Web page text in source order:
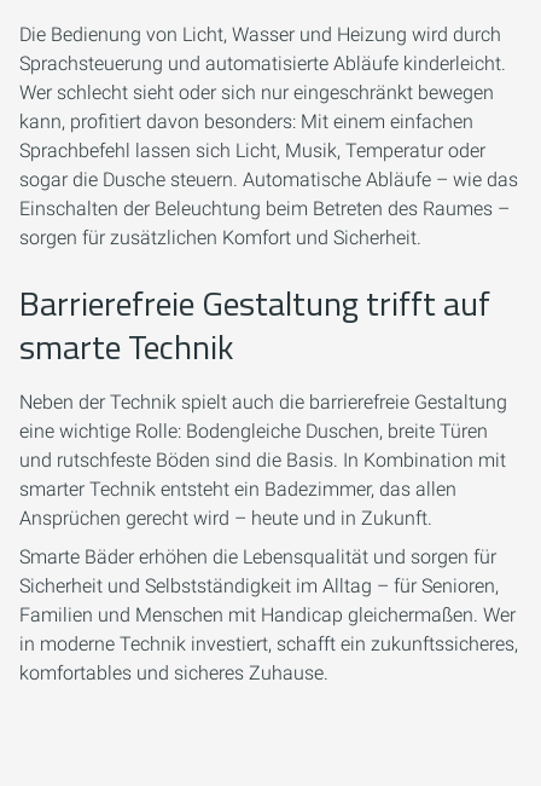
Die Bedienung von Licht, Wasser und Heizung wird durch
Sprachsteuerung und automatisierte Abläufe kinderleicht.
Wer schlecht sieht oder sich nur eingeschränkt bewegen
kann, profitiert davon besonders: Mit einem einfachen
Sprachbefehl lassen sich Licht, Musik, Temperatur oder
sogar die Dusche steuern. Automatische Abläufe – wie das
Einschalten der Beleuchtung beim Betreten des Raumes –
sorgen für zusätzlichen Komfort und Sicherheit.
Barrierefreie Gestaltung trifft auf
smarte Technik
Neben der Technik spielt auch die barrierefreie Gestaltung
eine wichtige Rolle: Bodengleiche Duschen, breite Türen
und rutschfeste Böden sind die Basis. In Kombination mit
smarter Technik entsteht ein Badezimmer, das allen
Ansprüchen gerecht wird – heute und in Zukunft.
Smarte Bäder erhöhen die Lebensqualität und sorgen für
Sicherheit und Selbstständigkeit im Alltag – für Senioren,
Familien und Menschen mit Handicap gleichermaßen. Wer
in moderne Technik investiert, schafft ein zukunftssicheres,
komfortables und sicheres Zuhause.